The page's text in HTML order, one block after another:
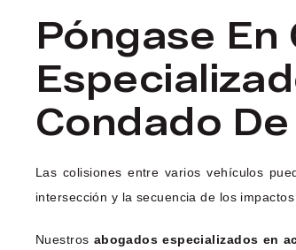
Póngase
Condado
Las colisiones entre varios vehículos
intersección y la secuencia de los
Nuestros abogados especializados en